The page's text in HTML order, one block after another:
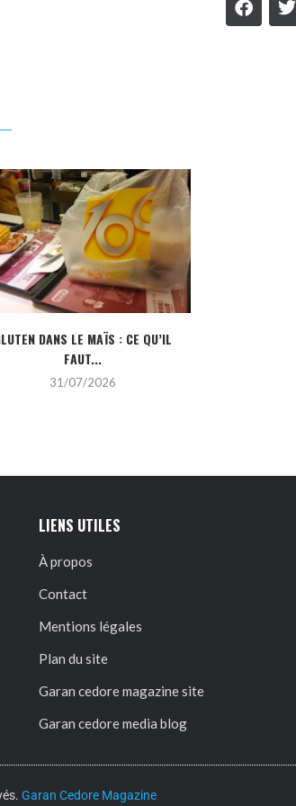
DANS LE MAÏS : CE QU’IL
FAUT...
31/07/2026
LIENS UTILES
À propos
Contact
Mentions légales
Plan du site
Garan cedore magazine site
Garan cedore media blog
Garan Cedore Magazine